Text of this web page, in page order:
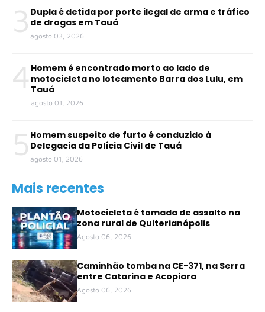
3 Dupla é detida por porte ilegal de arma e tráfico
de drogas em Tauá
agosto 03, 2026
4 Homem é encontrado morto ao lado de
motocicleta no loteamento Barra dos Lulu, em
Tauá
agosto 01, 2026
5 Homem suspeito de furto é conduzido à
Delegacia da Polícia Civil de Tauá
agosto 01, 2026
Mais recentes
Motocicleta é tomada de assalto na
zona rural de Quiterianópolis
Agosto 06, 2026
Caminhão tomba na CE-371, na Serra
entre Catarina e Acopiara
Agosto 06, 2026